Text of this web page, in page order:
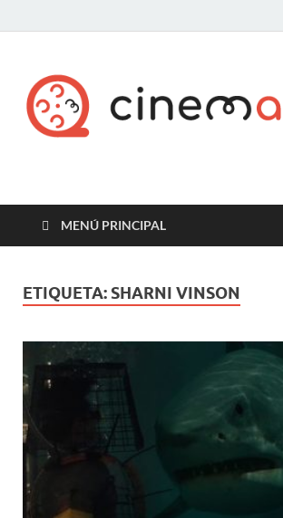
Cine maldito
MENÚ PRINCIPAL
ETIQUETA: SHARNI VINSON